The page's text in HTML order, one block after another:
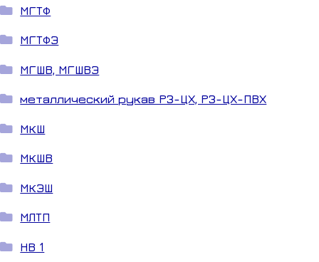
МГТФ
МГТФЭ
МГШВ, МГШВЭ
металлический рукав РЗ-ЦХ, РЗ-ЦХ-ПВХ
МКШ
МКШВ
МКЭШ
МЛТП
НВ 1